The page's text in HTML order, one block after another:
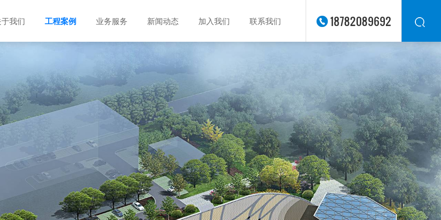
我们 工程案例
电力设计
农林设计
勘察资质
水利设计
风景园林
土地规划
城乡规划
工程咨询
工程造价
华南
华中
西南
西北
东南
业务服务 新闻动态 加入我们 联系我们 18782089692